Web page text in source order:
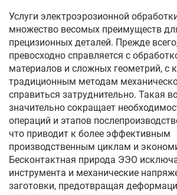
Услуги электроэрозионной
множество весомых преимуществ
прецизионных деталей. Прежде
превосходно справляется с
материалов и сложных геометрий, с
традиционным методам
справиться затруднительно. Такая
значительно сокращает
операций и этапов
что приводит к более эффективным
производственным циклам и
Бесконтактная природа ЭЭО
инструмента и механические
заготовки, предотвращая